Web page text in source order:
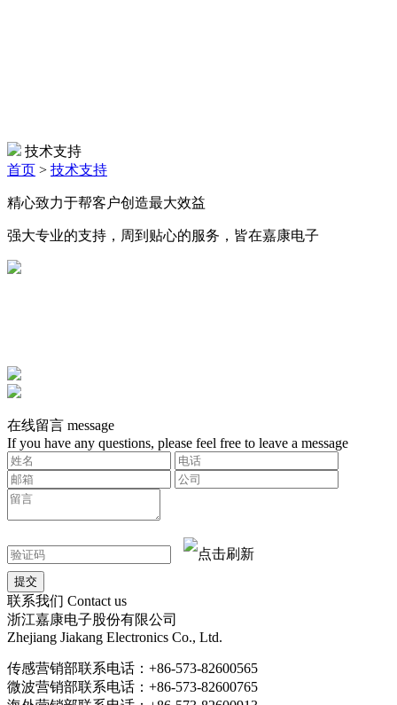
技术支持
首页 > 技术支持
精心致力于帮客户创造最大效益
强大专业的支持，周到贴心的服务，皆在嘉康电子
在线留言 message
If you have any questions, please feel free to leave a message
联系我们 Contact us
浙江嘉康电子股份有限公司
Zhejiang Jiakang Electronics Co., Ltd.
传感营销部联系电话：+86-573-82600565
微波营销部联系电话：+86-573-82600765